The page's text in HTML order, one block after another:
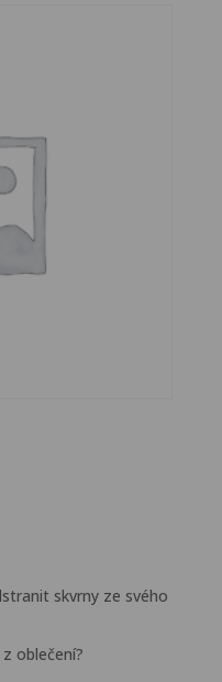
skvrny ze svého
oblečení?